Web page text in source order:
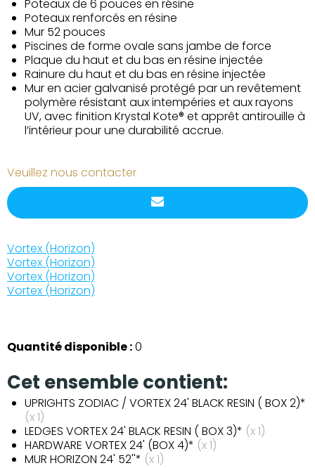
Poteaux de 6 pouces en résine
Poteaux renforcés en résine
Mur 52 pouces
Piscines de forme ovale sans jambe de force
Plaque du haut et du bas en résine injectée
Rainure du haut et du bas en résine injectée
Mur en acier galvanisé protégé par un revêtement
polymère résistant aux intempéries et aux rayons
UV, avec finition Krystal Kote® et apprêt antirouille à
l’intérieur pour une durabilité accrue.
Veuillez nous contacter
Vortex (Horizon)
Vortex (Horizon)
Vortex (Horizon)
Vortex (Horizon)
Quantité disponible :0
Cet ensemble contient:
UPRIGHTS ZODIAC / VORTEX 24' BLACK RESIN ( BOX 2)*
(x 1)
LEDGES VORTEX 24' BLACK RESIN ( BOX 3)* (x 1)
HARDWARE VORTEX 24' (BOX 4)* (x 1)
MUR HORIZON 24' 52''* (x 1)